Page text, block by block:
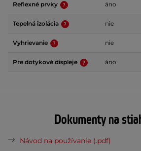
Reflexné prvky áno
Tepelná izolácia nie
Vyhrievanie nie
Pre dotykové displeje áno
Dokumenty na
Návod na používanie (.pdf)